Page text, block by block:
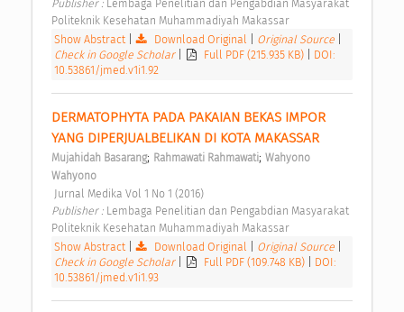
Publisher : Lembaga Penelitian dan Pengabdian Masyarakat
Politeknik Kesehatan Muhammadiyah Makassar
Show Abstract| Download Original Original Source
Check in Google Scholar
Full PDF (215.935 KB)
DOI:
10.53861/jmed.v1i1.92
DERMATOPHYTA PADA PAKAIAN BEKAS IMPOR
YANG DIPERJUALBELIKAN DI KOTA MAKASSAR
Mujahidah Basarang; Rahmawati Rahmawati; Wahyono
Wahyono
Jurnal Medika Vol 1 No 1 (2016)
Publisher : Lembaga Penelitian dan Pengabdian Masyarakat
Politeknik Kesehatan Muhammadiyah Makassar
Show Abstract| Download Original Original Source
Check in Google Scholar
Full PDF (109.748 KB)
DOI:
10.53861/jmed.v1i1.93